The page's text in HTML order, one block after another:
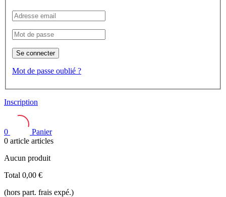
Se connecter
Mot de passe oublié ?
Inscription
0
Panier
0 article articles
Aucun produit
Total 0,00 €
(hors part. frais expé.)